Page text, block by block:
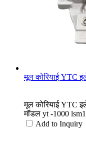
मूल कोरियाई YTC
मूल कोरियाई YTC
मॉडल yt -1000
Add to Inquiry